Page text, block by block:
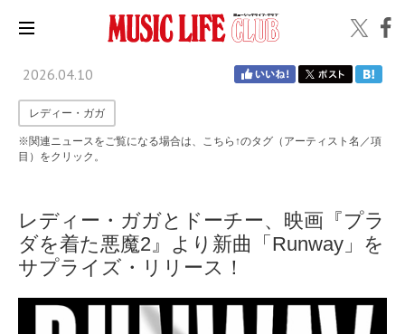
2026.04.10
レディー・ガガ
※関連ニュースをご覧になる場合は、こちら↑のタグ（アーティスト名／項
目）をクリック。
レディー・ガガとドーチー、映画『プラ
ダを着た悪魔2』より新曲「Runway」を
サプライズ・リリース！